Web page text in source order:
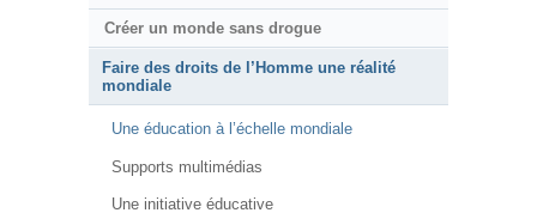
Créer un monde sans drogue
Faire des droits de l’Homme une réalité
mondiale
Une éducation à l’échelle mondiale
Supports multimédias
Une initiative éducative